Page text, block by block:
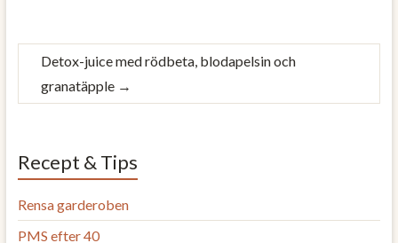
Detox-juice med rödbeta, blodapelsin och
granatäpple →
Recept & Tips
Rensa garderoben
PMS efter 40